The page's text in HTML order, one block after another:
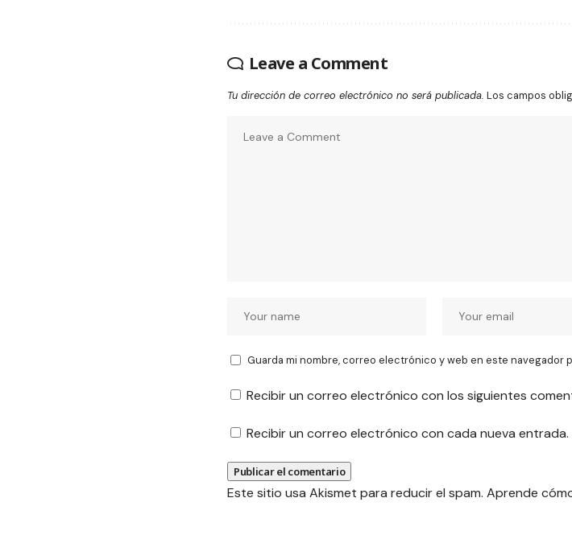
Leave a Comment
Tu dirección de correo electrónico no será publicada. Los campos
Guarda mi nombre, correo electrónico y web en este navegador
Recibir un correo electrónico con los siguientes
Recibir un correo electrónico con cada nueva entrada.
Este sitio usa Akismet para reducir el spam. Aprende